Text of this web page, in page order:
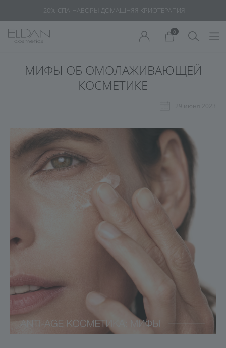
-20% СПА-НАБОРЫ ДОМАШНЯЯ КРИОТЕРАПИЯ
0
МИФЫ ОБ ОМОЛАЖИВАЮЩЕЙ
КОСМЕТИКЕ